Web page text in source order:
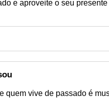
e aproveite o seu
quem vive de passado é